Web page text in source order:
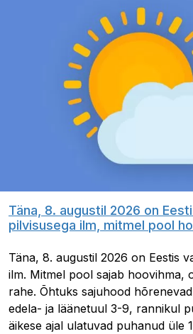
Täna, 8. augustil 2026 on
pilvisusega ilm, mitmel pool
Täna, 8. augustil 2026 on Eestis
ilm. Mitmel pool sajab hoovihma,
rahe. Õhtuks sajuhood
edela- ja läänetuul 3-9, rannikul
äikese ajal ulatuvad puhanud üle